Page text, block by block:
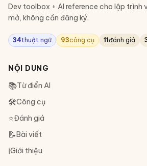
Dev toolbox + AI reference cho lập trình
mở, không cần đăng ký.
34thuật ngữ 93công cụ 11đánh giá
NỘI DUNG
📚Từ điển AI
🛠Công cụ
⭐Đánh giá
📝Bài viết
ℹ️Giới thiệu